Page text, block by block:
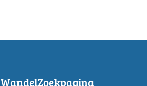
WandelZoekpagina